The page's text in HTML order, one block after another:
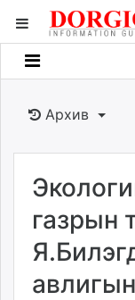
Мэдээллийн
Банк санхүү
Бизнес ААН
Төрийн
dorgio.mn
Gogo.mn
Архив
газрын